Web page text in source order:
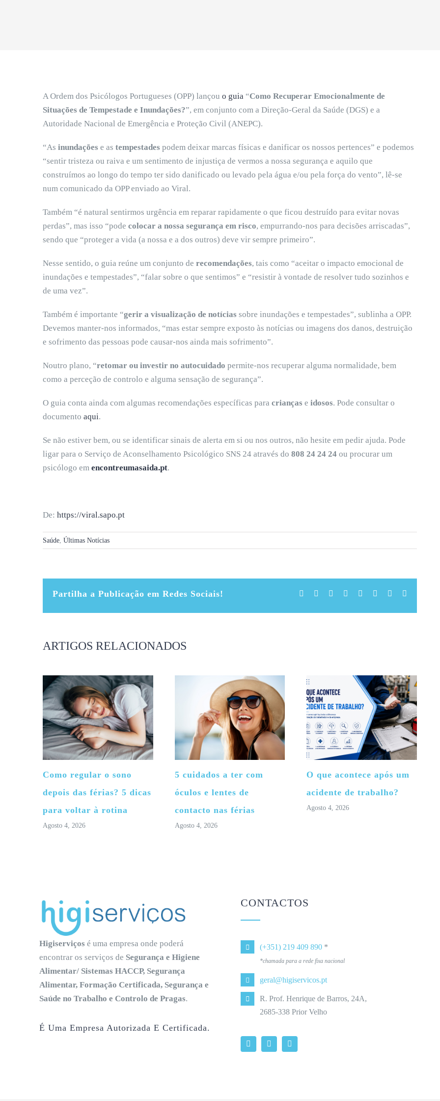
A Ordem dos Psicólogos Portugueses (OPP) lançou o guia “Como Recuperar Emocionalmente de
Situações de Tempestade e Inundações?”, em conjunto com a Direção-Geral da Saúde (DGS) e a
Autoridade Nacional de Emergência e Proteção Civil (ANEPC).
“As inundações e as tempestades podem deixar marcas físicas e danificar os nossos pertences” e podemos
“sentir tristeza ou raiva e um sentimento de injustiça de vermos a nossa segurança e aquilo que
construímos ao longo do tempo ter sido danificado ou levado pela água e/ou pela força do vento”, lê-se
num comunicado da OPP enviado ao Viral.
Também “é natural sentirmos urgência em reparar rapidamente o que ficou destruído para evitar novas
perdas”, mas isso “pode colocar a nossa segurança em risco, empurrando-nos para decisões arriscadas”,
sendo que “proteger a vida (a nossa e a dos outros) deve vir sempre primeiro”.
Nesse sentido, o guia reúne um conjunto de recomendações, tais como “aceitar o impacto emocional de
inundações e tempestades”, “falar sobre o que sentimos” e “resistir à vontade de resolver tudo sozinhos e
de uma vez”.
Também é importante “gerir a visualização de notícias sobre inundações e tempestades”, sublinha a OPP.
Devemos manter-nos informados, “mas estar sempre exposto às notícias ou imagens dos danos, destruição
e sofrimento das pessoas pode causar-nos ainda mais sofrimento”.
Noutro plano, “retomar ou investir no autocuidado permite-nos recuperar alguma normalidade, bem
como a perceção de controlo e alguma sensação de segurança”.
O guia conta ainda com algumas recomendações específicas para crianças e idosos. Pode consultar o
documento aqui.
Se não estiver bem, ou se identificar sinais de alerta em si ou nos outros, não hesite em pedir ajuda. Pode
ligar para o Serviço de Aconselhamento Psicológico SNS 24 através do 808 24 24 24 ou procurar um
psicólogo em encontreumasaida.pt.
De: https://viral.sapo.pt
Saúde, Últimas Notícias
Partilha a Publicação em Redes Sociais! Facebook Reddit LinkedIn
TumblrPinterest
ARTIGOS RELACIONADOS
Como regular o sono
depois das férias? 5 dicas
para voltar à rotina
Agosto 4, 2026
5 cuidados a ter com
óculos e lentes de
contacto nas férias
Agosto 4, 2026
O que acontece após um
acidente de trabalho?
Agosto 4, 2026
Higiserviços é uma empresa onde poderá
encontrar os serviços de Segurança e Higiene
Alimentar/ Sistemas HACCP, Segurança
Alimentar, Formação Certificada, Segurança e
Saúde no Trabalho e Controlo de Pragas.
É Uma Empresa Autorizada E Certificada.
CONTACTOS
(+351) 219 409 890*
*chamada para a rede fixa nacional
geral@higiservicos.pt
R. Prof. Henrique de Barros, 24A,
2685-338 Prior Velho